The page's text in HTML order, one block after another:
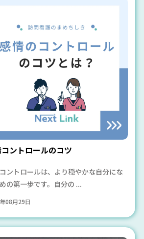
ントロールのコツ
ントロールは、より穏やかな自分にな
の第一歩です。自分の ...
08月29日